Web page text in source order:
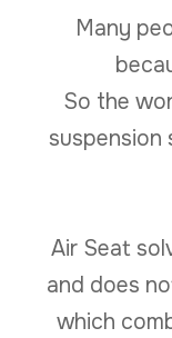
Many
So the
suspension
Air Seat
and does
which